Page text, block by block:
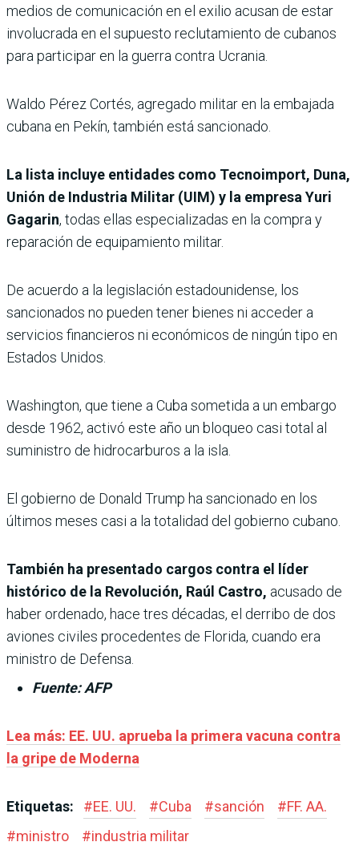
medios de comunicación en el exilio acusan de estar
involucrada en el supuesto reclutamiento de cubanos
para participar en la guerra contra Ucrania.
Waldo Pérez Cortés, agregado militar en la embajada
cubana en Pekín, también está sancionado.
La lista incluye entidades como Tecnoimport, Duna,
Unión de Industria Militar (UIM) y la empresa Yuri
Gagarin, todas ellas especializadas en la compra y
reparación de equipamiento militar.
De acuerdo a la legislación estadounidense, los
sancionados no pueden tener bienes ni acceder a
servicios financieros ni económicos de ningún tipo en
Estados Unidos.
Washington, que tiene a Cuba sometida a un embargo
desde 1962, activó este año un bloqueo casi total al
suministro de hidrocarburos a la isla.
El gobierno de Donald Trump ha sancionado en los
últimos meses casi a la totalidad del gobierno cubano.
También ha presentado cargos contra el líder
histórico de la Revolución, Raúl Castro, acusado de
haber ordenado, hace tres décadas, el derribo de dos
aviones civiles procedentes de Florida, cuando era
ministro de Defensa.
Fuente: AFP
Lea más: EE. UU. aprueba la primera vacuna contra
la gripe de Moderna
Etiquetas: #EE. UU. #Cuba #sanción #FF. AA.
#ministro #industria militar